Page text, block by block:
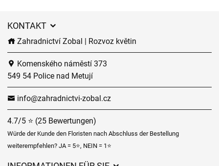
KONTAKT
Zahradnictví Zobal | Rozvoz květin
Komenského náměstí 373
549 54 Police nad Metují
info@zahradnictvi-zobal.cz
4.7/5 ⭐ (25 Bewertungen)
Würde der Kunde den Floristen nach Abschluss der Bestellung
weiterempfehlen? JA = 5⭐, NEIN = 1⭐